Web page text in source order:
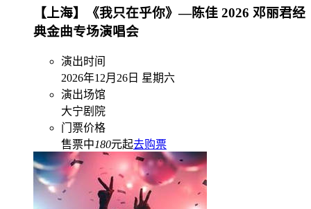
【上海】《我只在乎你》—陈佳 2026 邓丽君经
典金曲专场演唱会
演出时间
2026年12月26日 星期六
演出场馆
大宁剧院
门票价格
售票中180元起去购票